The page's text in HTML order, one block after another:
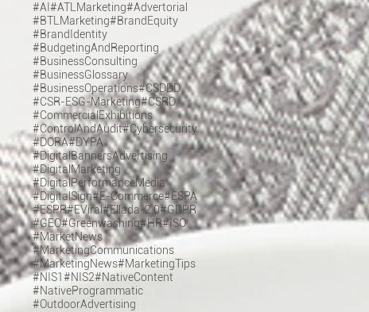
#AI #ATLMarketing#Advertorial
#BTLMarketing#BrandEquity
#BrandIdentity
#BudgetingAndReporting
#BusinessConsulting
#BusinessGlossary
#BusinessOperations#CSDDD
#CSR-ESG-Marketing#CSRD
#CommercialExhibitions
#ControlAndAudit#Cybersecurity
#DORA#DYPA
#DigitalBannersAdvertising
#DigitalMarketing
#DigitalPerformanceMedia
#DigitalSign#E-Commerce#ESPA
#ESPR#EViral#Ellada-2.0#GDPR
#GEO#Greenwashing#HR#ISO
#MarketNews
#MarketingCommunications
#MarketingNews#MarketingTips
#NIS1#NIS2#NativeContent
#NativeProgrammatic
#OutdoorAdvertising